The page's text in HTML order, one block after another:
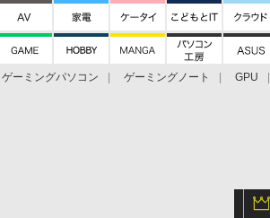
ゲーミングパソコン ゲーミングノート
GPU